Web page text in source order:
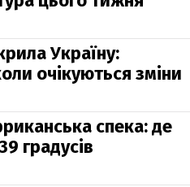
Україну:
очікуються зміни
спека: де
градусів